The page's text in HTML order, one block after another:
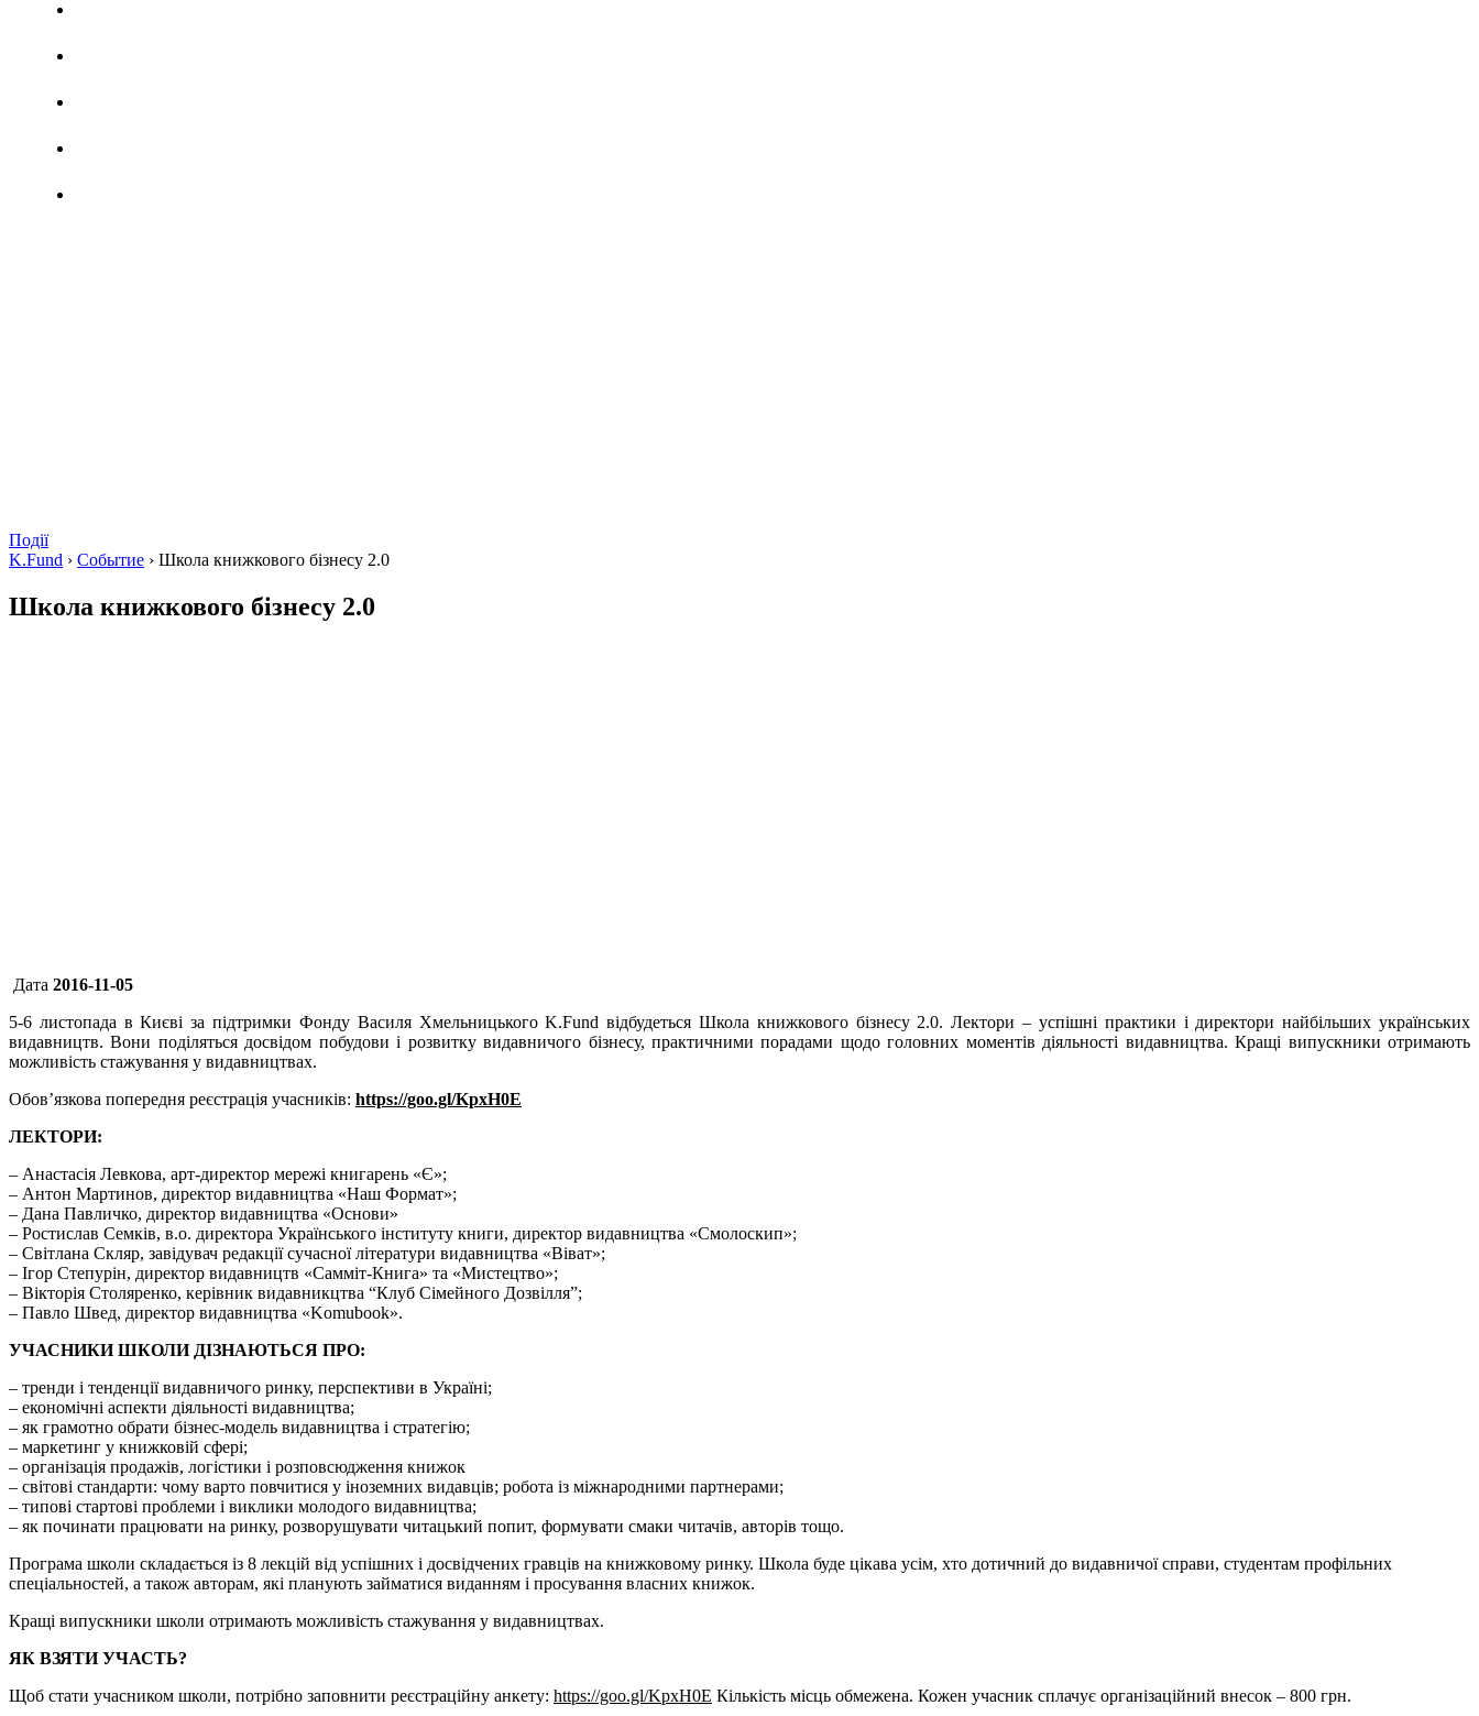
Події
K.Fund › Событие › Школа книжкового бізнесу 2.0
Школа книжкового бізнесу 2.0
Дата 2016-11-05
5-6 листопада в Києві за підтримки Фонду Василя Хмельницького K.Fund відбудеться Школа книжкового бізнесу 2.0. Лектори – успішні практики і директори найбільших українських
видавництв. Вони поділяться досвідом побудови і розвитку видавничого бізнесу, практичними порадами щодо головних моментів діяльності видавництва. Кращі випускники отримають
можливість стажування у видавництвах.
Обов’язкова попередня реєстрація учасників: https://goo.gl/KpxH0E
ЛЕКТОРИ:
– Анастасія Левкова, арт-директор мережі книгарень «Є»;
– Антон Мартинов, директор видавництва «Наш Формат»;
– Дана Павличко, директор видавництва «Основи»
– Ростислав Семків, в.о. директора Українського інституту книги, директор видавництва «Смолоскип»;
– Світлана Скляр, завідувач редакції сучасної літератури видавництва «Віват»;
– Ігор Степурін, директор видавництв «Самміт-Книга» та «Мистецтво»;
– Вікторія Столяренко, керівник видавникцтва “Клуб Сімейного Дозвілля”;
– Павло Швед, директор видавництва «Komubook».
УЧАСНИКИ ШКОЛИ ДІЗНАЮТЬСЯ ПРО:
– тренди і тенденції видавничого ринку, перспективи в Україні;
– економічні аспекти діяльності видавництва;
– як грамотно обрати бізнес-модель видавництва і стратегію;
– маркетинг у книжковій сфері;
– організація продажів, логістики і розповсюдження книжок
– світові стандарти: чому варто повчитися у іноземних видавців; робота із міжнародними партнерами;
– типові стартові проблеми і виклики молодого видавництва;
– як починати працювати на ринку, розворушувати читацький попит, формувати смаки читачів, авторів тощо.
Програма школи складається із 8 лекцій від успішних і досвідчених гравців на книжковому ринку. Школа буде цікава усім, хто дотичний до видавничої справи, студентам профільних
спеціальностей, а також авторам, які планують займатися виданням і просування власних книжок.
Кращі випускники школи отримають можливість стажування у видавництвах.
ЯК ВЗЯТИ УЧАСТЬ?
Щоб стати учасником школи, потрібно заповнити реєстраційну анкету: https://goo.gl/KpxH0E Кількість місць обмежена. Кожен учасник сплачує організаційний внесок – 800 грн.